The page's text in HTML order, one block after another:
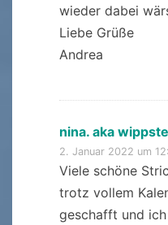
wieder dabei
Liebe Grüße
Andrea
nina. aka
2. Januar 2022 um
Viele schöne
trotz vollem
geschafft und